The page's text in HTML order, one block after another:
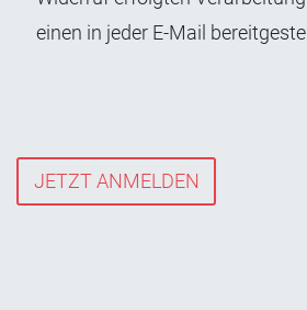
einen in jeder E-Mail